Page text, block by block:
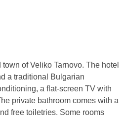
of Veliko Tarnovo. The hotel
a traditional Bulgarian
a flat-screen TV with
private bathroom comes with a
free toiletries. Some rooms